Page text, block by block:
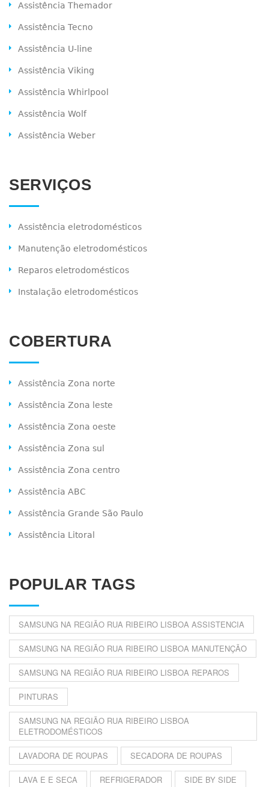
Assistência Themador
Assistência Tecno
Assistência U-line
Assistência Viking
Assistência Whirlpool
Assistência Wolf
Assistência Weber
SERVIÇOS
Assistência eletrodomésticos
Manutenção eletrodomésticos
Reparos eletrodomésticos
Instalação eletrodomésticos
COBERTURA
Assistência Zona norte
Assistência Zona leste
Assistência Zona oeste
Assistência Zona sul
Assistência Zona centro
Assistência ABC
Assistência Grande São Paulo
Assistência Litoral
POPULAR TAGS
SAMSUNG NA REGIÃO RUA RIBEIRO LISBOA ASSISTENCIA
SAMSUNG NA REGIÃO RUA RIBEIRO LISBOA MANUTENÇÃO
SAMSUNG NA REGIÃO RUA RIBEIRO LISBOA REPAROS
PINTURAS
SAMSUNG NA REGIÃO RUA RIBEIRO LISBOA
ELETRODOMÉSTICOS
LAVADORA DE ROUPAS SECADORA DE ROUPAS
LAVA E E SECA REFRIGERADOR SIDE BY SIDE